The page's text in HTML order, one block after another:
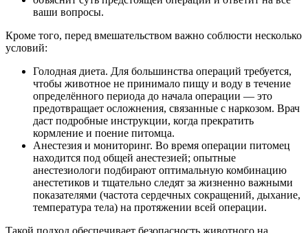
ваши вопросы.
Кроме того, перед вмешательством важно соблюсти несколько
условий:
Голодная диета. Для большинства операций требуется,
чтобы животное не принимало пищу и воду в течение
определённого периода до начала операции — это
предотвращает осложнения, связанные с наркозом. Врач
даст подробные инструкции, когда прекратить
кормление и поение питомца.
Анестезия и мониторинг. Во время операции питомец
находится под общей анестезией; опытные
анестезиологи подбирают оптимальную комбинацию
анестетиков и тщательно следят за жизненно важными
показателями (частота сердечных сокращений, дыхание,
температура тела) на протяжении всей операции.
Такой подход обеспечивает безопасность животного на